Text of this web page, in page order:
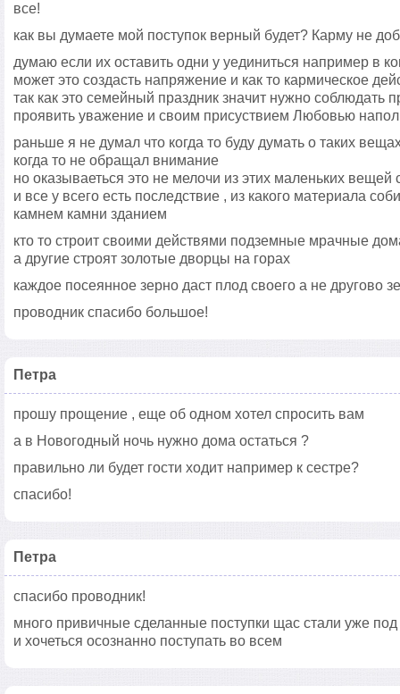
все!
как вы думаете мой поступок верный будет? Карму не
думаю если их оставить одни у уединиться например в
может это создасть напряжение и как то кармическое
так как это семейный праздник значит нужно соблюдать
проявить уважение и своим присуствием Любовью
раньше я не думал что когда то буду думать о таких
когда то не обращал внимание
но оказываеться это не мелочи из этих маленьких вещей
и все у всего есть последствие , из какого материала
камнем камни зданием
кто то строит своими действями подземные мрачные
а другие строят золотые дворцы на горах
каждое посеянное зерно даст плод своего а не другово
проводник спасибо большое!
Петра
прошу прощение , еще об одном хотел спросить вам
а в Новогодный ночь нужно дома остаться ?
правильно ли будет гости ходит например к сестре?
спасибо!
Петра
спасибо проводник!
много привичные сделанные поступки щас стали уже
и хочеться осознанно поступать во всем